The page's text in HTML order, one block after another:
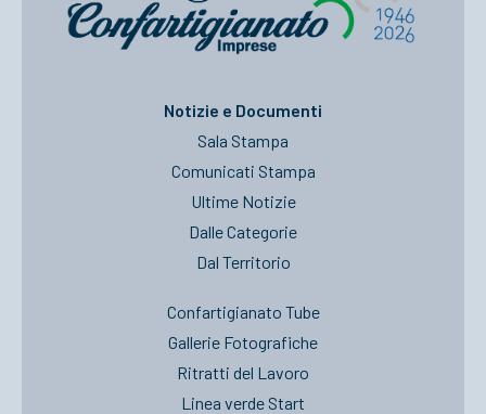
Notizie e Documenti
Sala Stampa
Comunicati Stampa
Ultime Notizie
Dalle Categorie
Dal Territorio
Confartigianato Tube
Gallerie Fotografiche
Ritratti del Lavoro
Linea verde Start